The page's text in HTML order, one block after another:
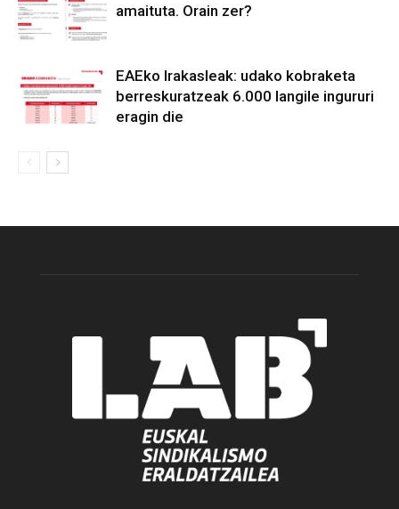
amaituta. Orain zer?
EAEko Irakasleak: udako kobraketa
berreskuratzeak 6.000 langile ingururi
eragin die